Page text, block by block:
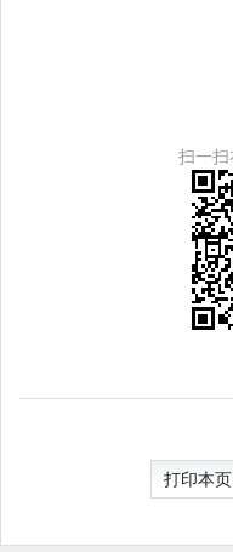
扫一
打印本页